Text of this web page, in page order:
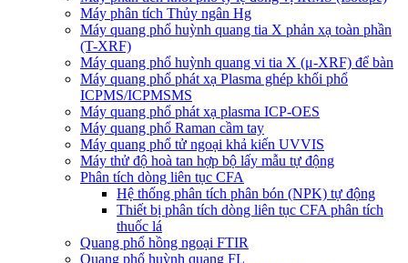
Máy phân tích Thủy ngân Hg
Máy quang phổ huỳnh quang tia X phản xạ toàn phần
(T-XRF)
Máy quang phổ huỳnh quang vi tia X (μ-XRF) để bàn
Máy quang phổ phát xạ Plasma ghép khối phổ
ICPMS/ICPMSMS
Máy quang phổ phát xạ plasma ICP-OES
Máy quang phổ Raman cầm tay
Máy quang phổ tử ngoại khả kiến UVVIS
Máy thử độ hoà tan hợp bộ lấy mẫu tự động
Phân tích dòng liên tục CFA
Hệ thống phân tích phân bón (NPK) tự động
Thiết bị phân tích dòng liên tục CFA phân tích
thuốc lá
Quang phổ hồng ngoại FTIR
Quang phổ huỳnh quang FL